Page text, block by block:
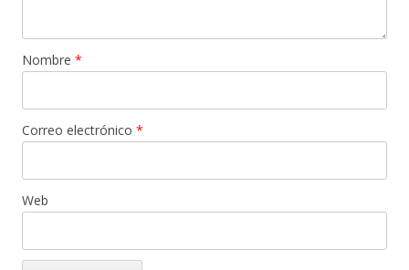
Nombre *
Correo electrónico *
Web